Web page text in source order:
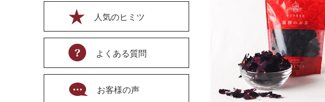
人気のヒミツ
よくある質問
お客様の声